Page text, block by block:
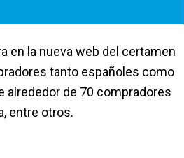
en la nueva web del certamen
tanto españoles como
alrededor de 70 compradores
entre otros.